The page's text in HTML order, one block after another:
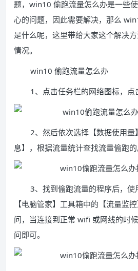
题，win10 偷跑流量怎么办是一些
心的问题，因此需要解决，那么
是什么呢，这里带给大家这个解决
情况。
win10 偷跑流量怎么办
1、点击任务栏的网络图标，点
2、然后依次选择【数据使用
息】，根据流量统计查找流量偷跑的
3、找到偷跑流量的程序后，
【电脑管家】工具箱中的【流量监
问，当连接到正常 wifi 或网线的时
问即可。